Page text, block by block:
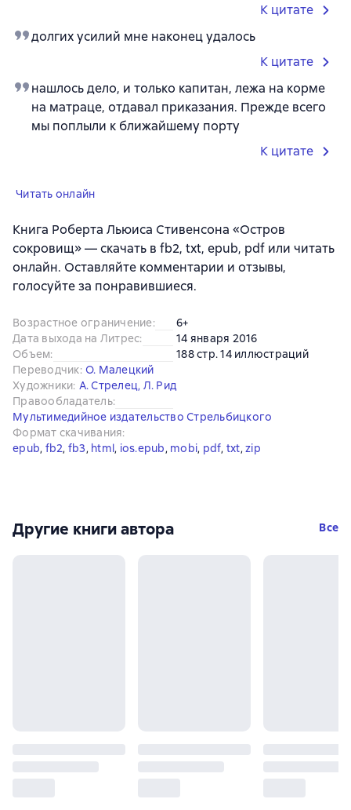
К цитате
долгих усилий мне наконец удалось
К цитате
нашлось дело, и только капитан, лежа на корме
на матраце, отдавал приказания. Прежде всего
мы поплыли к ближайшему порту
К цитате
Читать онлайн
Книга Роберта Льюиса Стивенсона «Остров
сокровищ» — скачать в fb2, txt, epub, pdf или читать
онлайн. Оставляйте комментарии и отзывы,
голосуйте за понравившиеся.
Возрастное ограничение:
6+
Дата выхода на Литрес:
14 января 2016
Объем:
188 стр. 14 иллюстраций
Переводчик: О. Малецкий
Художники: А. Стрелец, Л. Рид
Правообладатель:
Мультимедийное издательство Стрельбицкого
Формат скачивания:
epub, fb2, fb3, html, ios.epub, mobi, pdf, txt, zip
Другие книги автора Все